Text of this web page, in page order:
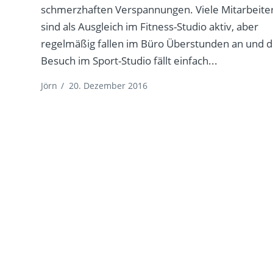
schmerzhaften Verspannungen. Viele
sind als Ausgleich im Fitness-Studio aktiv, aber
regelmäßig fallen im Büro Überstunden an und
Besuch im Sport-Studio fällt einfach...
Jörn / 20. Dezember 2016